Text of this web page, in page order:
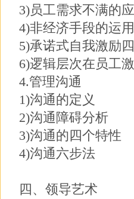
3)员工需求不满的
4)非经济手段的运
5)承诺式自我激励
6)逻辑层次在员工
4.管理沟通
1)沟通的定义
2)沟通障碍分析
3)沟通的四个特性
4)沟通六步法
四、领导艺术